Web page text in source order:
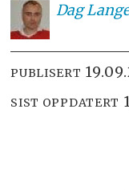
Dag
PUBLISERT
SIST OPPDATERT